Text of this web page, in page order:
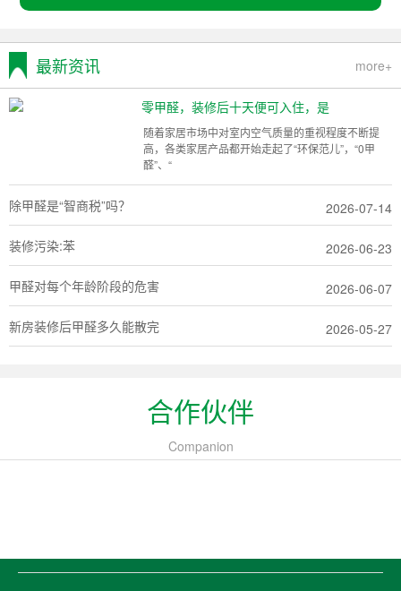
最新资讯 more+
零甲醛，装修后十天便可入住，是
随着家居市场中对室内空气质量的重视程度不断提
高，各类家居产品都开始走起了“环保范儿”，“0甲
醛”、“
除甲醛是“智商税”吗？ 2026-07-14
装修污染:苯 2026-06-23
甲醛对每个年龄阶段的危害 2026-06-07
新房装修后甲醛多久能散完 2026-05-27
合作伙伴
Companion